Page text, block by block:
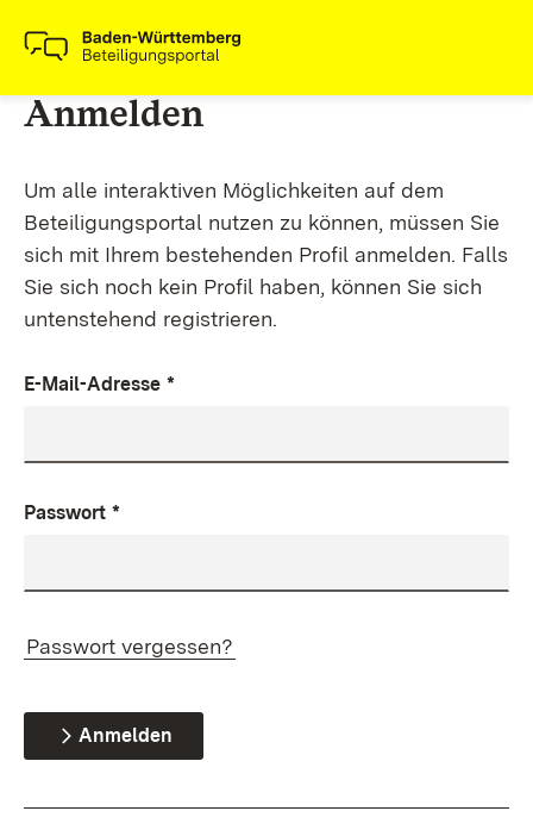
Anmelden
Um alle interaktiven Möglichkeiten auf dem
Beteiligungsportal nutzen zu können, müssen Sie
sich mit Ihrem bestehenden Profil anmelden. Falls
Sie sich noch kein Profil haben, können Sie sich
untenstehend registrieren.
E-Mail-Adresse *
Passwort *
Passwort vergessen?
Anmelden